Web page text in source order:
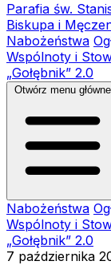
Parafia św.
Biskupa i
Nabożeństwa
Wspólnoty i
„Gołębnik” 2.0
Otwórz menu główne
Nabożeństwa
Wspólnoty i
„Gołębnik” 2.0
7 października